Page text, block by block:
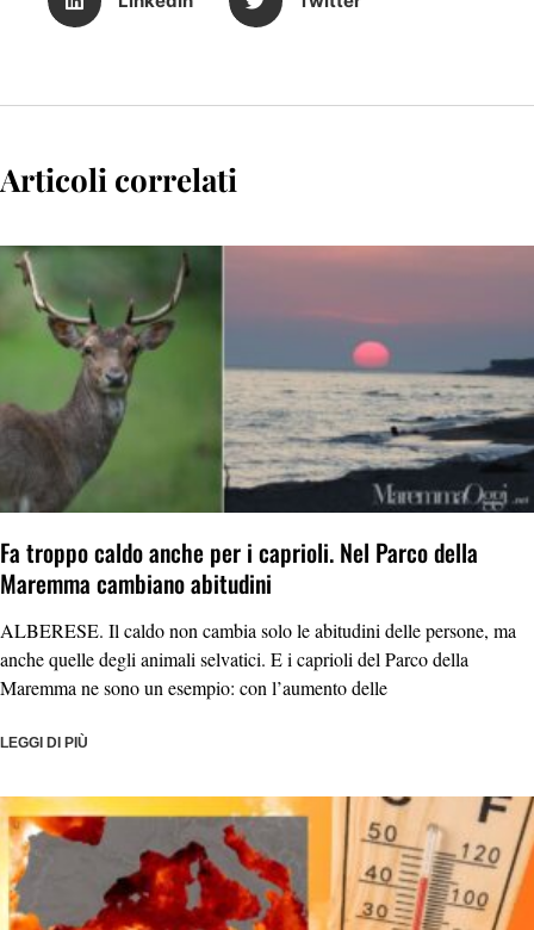
Articoli correlati
Fa troppo caldo anche per i caprioli. Nel Parco della
Maremma cambiano abitudini
ALBERESE. Il caldo non cambia solo le abitudini delle persone, ma
anche quelle degli animali selvatici. E i caprioli del Parco della
Maremma ne sono un esempio: con l’aumento delle
LEGGI DI PIÙ